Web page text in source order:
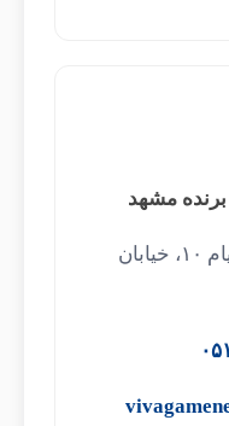
مشهد
خیابان خیام، خیام ۱۰، خیابان